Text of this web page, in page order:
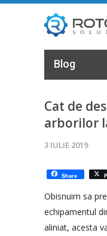
Blog
Cat de
arborilor
3 IULIE 2019
Share
Obisnuim sa
echipamentul
aliniat, acesta